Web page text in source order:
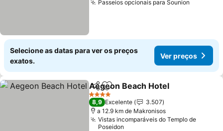
Passeios opcionais para Sounion
Selecione as datas para ver os preços
exatos.
Ver preços
PartilharAdicionar aos favoritos
Aegeon Beach Hotel
4 Estrelas
8,9 Excelente
3.507
a 12.9 km de Makronisos
Vistas incomparáveis do Templo de
Poseidon